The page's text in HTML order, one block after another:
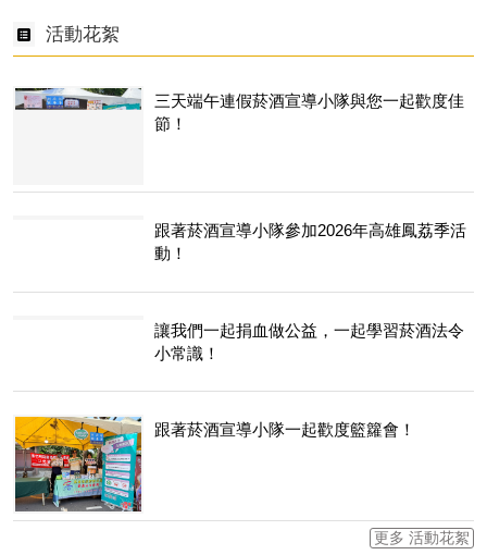
活動花絮
三天端午連假菸酒宣導小隊與您一起歡度佳
節！
跟著菸酒宣導小隊參加2026年高雄鳳荔季活
動！
讓我們一起捐血做公益，一起學習菸酒法令
小常識！
跟著菸酒宣導小隊一起歡度籃籮會！
更多 活動花絮